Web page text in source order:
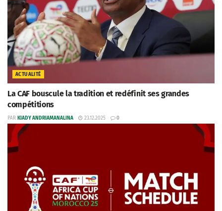
ACTUALITÉ
La CAF bouscule la tradition et redéfinit ses grandes
compétitions
PAR KIADY ANDRIAMANALINA 23.12.2025 0